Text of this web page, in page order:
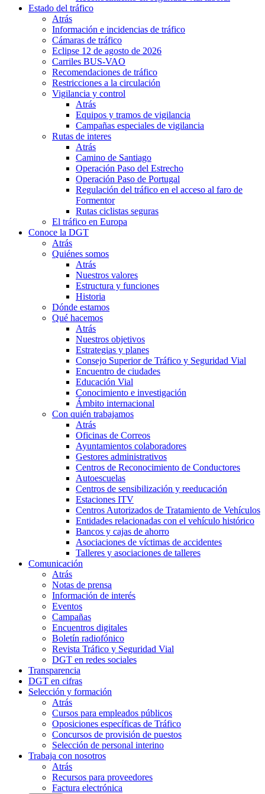
Estado del tráfico
Atrás
Información e incidencias de tráfico
Cámaras de tráfico
Eclipse 12 de agosto de 2026
Carriles BUS-VAO
Recomendaciones de tráfico
Restricciones a la circulación
Vigilancia y control
Atrás
Equipos y tramos de vigilancia
Campañas especiales de vigilancia
Rutas de interes
Atrás
Camino de Santiago
Operación Paso del Estrecho
Operación Paso de Portugal
Regulación del tráfico en el acceso al faro de
Formentor
Rutas ciclistas seguras
El tráfico en Europa
Conoce la DGT
Atrás
Quiénes somos
Atrás
Nuestros valores
Estructura y funciones
Historia
Dónde estamos
Qué hacemos
Atrás
Nuestros objetivos
Estrategias y planes
Consejo Superior de Tráfico y Seguridad Vial
Encuentro de ciudades
Educación Vial
Conocimiento e investigación
Ámbito internacional
Con quién trabajamos
Atrás
Oficinas de Correos
Ayuntamientos colaboradores
Gestores administrativos
Centros de Reconocimiento de Conductores
Autoescuelas
Centros de sensibilización y reeducación
Estaciones ITV
Centros Autorizados de Tratamiento de Vehículos
Entidades relacionadas con el vehículo histórico
Bancos y cajas de ahorro
Asociaciones de víctimas de accidentes
Talleres y asociaciones de talleres
Comunicación
Atrás
Notas de prensa
Información de interés
Eventos
Campañas
Encuentros digitales
Boletín radiofónico
Revista Tráfico y Seguridad Vial
DGT en redes sociales
Transparencia
DGT en cifras
Selección y formación
Atrás
Cursos para empleados públicos
Oposiciones específicas de Tráfico
Concursos de provisión de puestos
Selección de personal interino
Trabaja con nosotros
Atrás
Recursos para proveedores
Factura electrónica